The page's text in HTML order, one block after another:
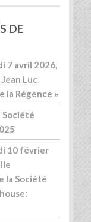
DE
7 avril 2026,
Luc
la Régence »
Société
10 février
la Société